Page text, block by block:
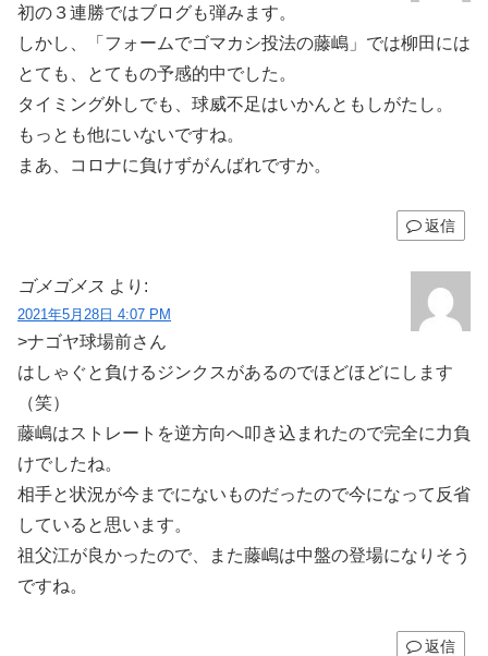
初の３連勝ではブログも弾みます。
しかし、「フォームでゴマカシ投法の藤嶋」では柳田には
とても、とてもの予感的中でした。
タイミング外しでも、球威不足はいかんともしがたし。
もっとも他にいないですね。
まあ、コロナに負けずがんばれですか。
返信
ゴメゴメス より:
2021年5月28日 4:07 PM
>ナゴヤ球場前さん
はしゃぐと負けるジンクスがあるのでほどほどにします
（笑）
藤嶋はストレートを逆方向へ叩き込まれたので完全に力負
けでしたね。
相手と状況が今までにないものだったので今になって反省
していると思います。
祖父江が良かったので、また藤嶋は中盤の登場になりそう
ですね。
返信